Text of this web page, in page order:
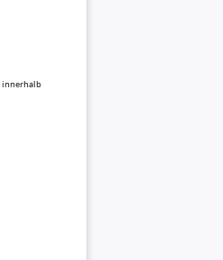
innerhalb